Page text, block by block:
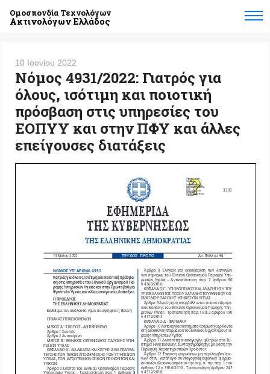
Ομοσπονδία Τεχνολόγων
Ακτινολόγων Ελλάδος
10 Ιουνίου 2022
Νόμος 4931/2022: Γιατρός για
όλους, ισότιμη και ποιοτική
πρόσβαση στις υπηρεσίες του
ΕΟΠΥΥ και στην ΠΦΥ και άλλες
επείγουσες διατάξεις